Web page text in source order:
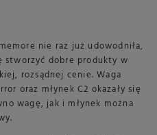
nie raz już udowodniła,
stworzyć dobre produkty w
rozsądnej cenie. Waga
oraz młynek C2 okazały się
wagę, jak i młynek można